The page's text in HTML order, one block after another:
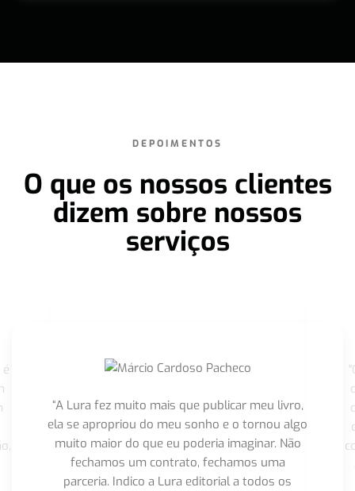
DEPOIMENTOS
O que os nossos clientes
dizem sobre nossos
serviços
“A Lura fez muito mais que publicar meu livro,
ela se apropriou do meu sonho e o tornou algo
muito maior do que eu poderia imaginar. Não
fechamos um contrato, fechamos uma
parceria. Indico a Lura editorial a todos os